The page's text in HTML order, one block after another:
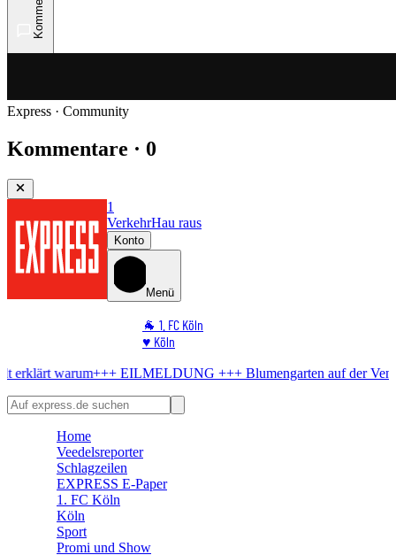
Express · Community
Kommentare · 0
1
VerkehrHau raus
Konto
Menü
🐐 1. FC Köln
♥️ Köln
🏆 Sport
+++ Blumengarten auf der VenloerKostenlos-
Home
Veedelsreporter
Schlagzeilen
EXPRESS E-Paper
1. FC Köln
Köln
Sport
Promi und Show